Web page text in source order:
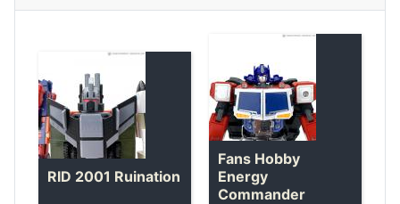
RID 2001 Ruination
Fans Hobby
Energy
Commander